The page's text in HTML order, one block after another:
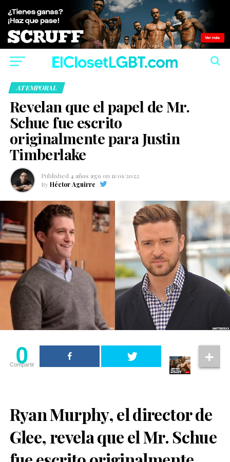
ATEMPORAL
Revelan que el papel de Mr.
Schue fue escrito
originalmente para Justin
Timberlake
Published 4 años ago on 11/01/2022
By Héctor Aguirre
0
Compartir
Ryan Murphy, el director de
Glee, revela que el Mr. Schue